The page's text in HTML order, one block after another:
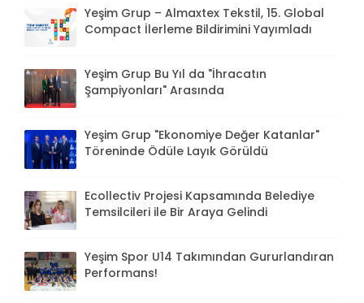
Yeşim Grup – Almaxtex Tekstil, 15. Global
Compact İlerleme Bildirimini Yayımladı
Yeşim Grup Bu Yıl da "İhracatın
Şampiyonları" Arasında
Yeşim Grup "Ekonomiye Değer Katanlar"
Töreninde Ödüle Layık Görüldü
Ecollectiv Projesi Kapsamında Belediye
Temsilcileri ile Bir Araya Gelindi
Yeşim Spor U14 Takımından Gururlandıran
Performans!